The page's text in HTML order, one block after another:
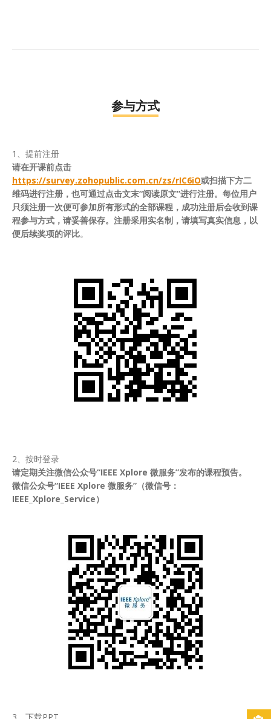
参与方式
1、提前注册
请在开课前点击
https://survey.zohopublic.com.cn/zs/rIC6iO或扫描下方二
维码进行注册，也可通过点击文末“阅读原文”进行注册。每位用户
只须注册一次便可参加所有形式的全部课程，成功注册后会收到课
程参与方式，请妥善保存。注册采用实名制，请填写真实信息，以
便后续奖项的评比。
2、按时登录
请定期关注微信公众号“IEEE Xplore 微服务”发布的课程预告。
微信公众号“IEEE Xplore 微服务”（微信号：
IEEE_Xplore_Service）